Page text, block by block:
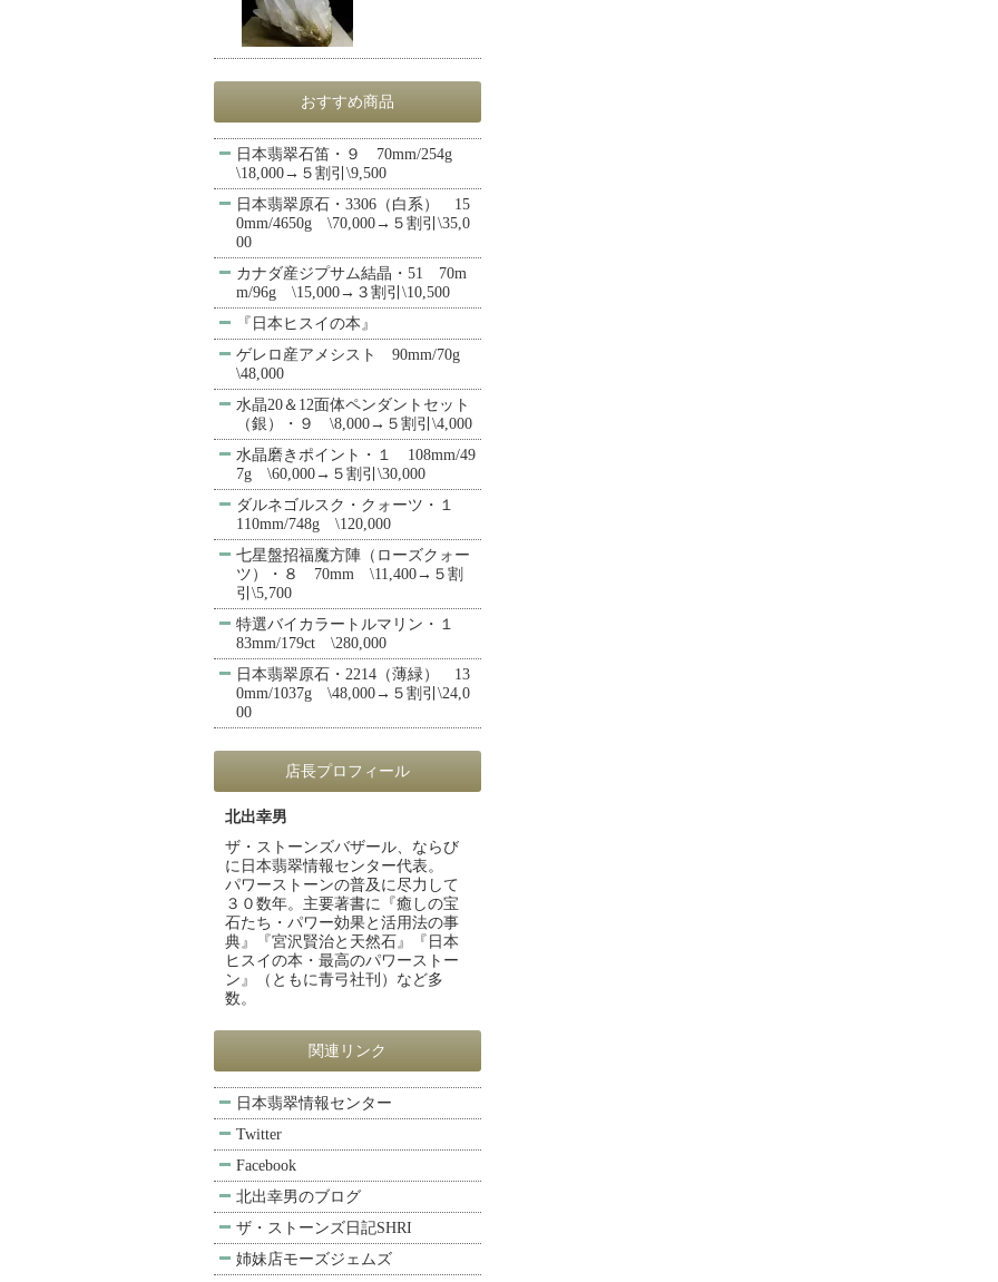
おすすめ商品
日本翡翠石笛・９ 70mm/254g
\18,000→５割引\9,500
日本翡翠原石・3306（白系） 15
0mm/4650g \70,000→５割引\35,0
00
カナダ産ジプサム結晶・51 70m
m/96g \15,000→３割引\10,500
『日本ヒスイの本』
ゲレロ産アメシスト 90mm/70g
\48,000
水晶20＆12面体ペンダントセット
（銀）・９ \8,000→５割引\4,000
水晶磨きポイント・１ 108mm/49
7g \60,000→５割引\30,000
ダルネゴルスク・クォーツ・１
110mm/748g \120,000
七星盤招福魔方陣（ローズクォー
ツ）・８ 70mm \11,400→５割
引\5,700
特選バイカラートルマリン・１
83mm/179ct \280,000
日本翡翠原石・2214（薄緑） 13
0mm/1037g \48,000→５割引\24,0
00
店長プロフィール
北出幸男
ザ・ストーンズバザール、ならび
に日本翡翠情報センター代表。
パワーストーンの普及に尽力して
３０数年。主要著書に『癒しの宝
石たち・パワー効果と活用法の事
典』『宮沢賢治と天然石』『日本
ヒスイの本・最高のパワーストー
ン』（ともに青弓社刊）など多
数。
関連リンク
日本翡翠情報センター
Twitter
Facebook
北出幸男のブログ
ザ・ストーンズ日記SHRI
姉妹店モーズジェムズ